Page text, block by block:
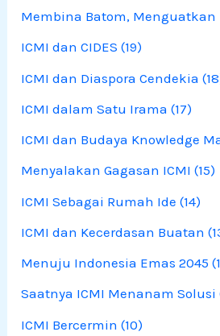
Membina Batom, Menguatkan
ICMI dan CIDES (19)
ICMI dan Diaspora Cendekia
ICMI dalam Satu Irama (17)
ICMI dan Budaya Knowledge
Menyalakan Gagasan ICMI (15)
ICMI Sebagai Rumah Ide (14)
ICMI dan Kecerdasan Buatan
Menuju Indonesia Emas 2045
Saatnya ICMI Menanam Solusi
ICMI Bercermin (10)